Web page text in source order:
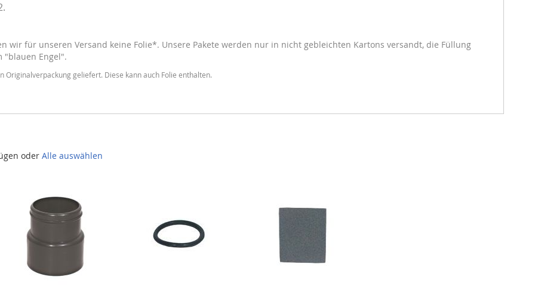
.
wir für unseren Versand keine Folie*. Unsere Pakete werden nur in nicht gebleichten Kartons versandt, die Füllung
"blauen Engel".
geliefert. Diese kann auch Folie enthalten.
oder Alle auswählen